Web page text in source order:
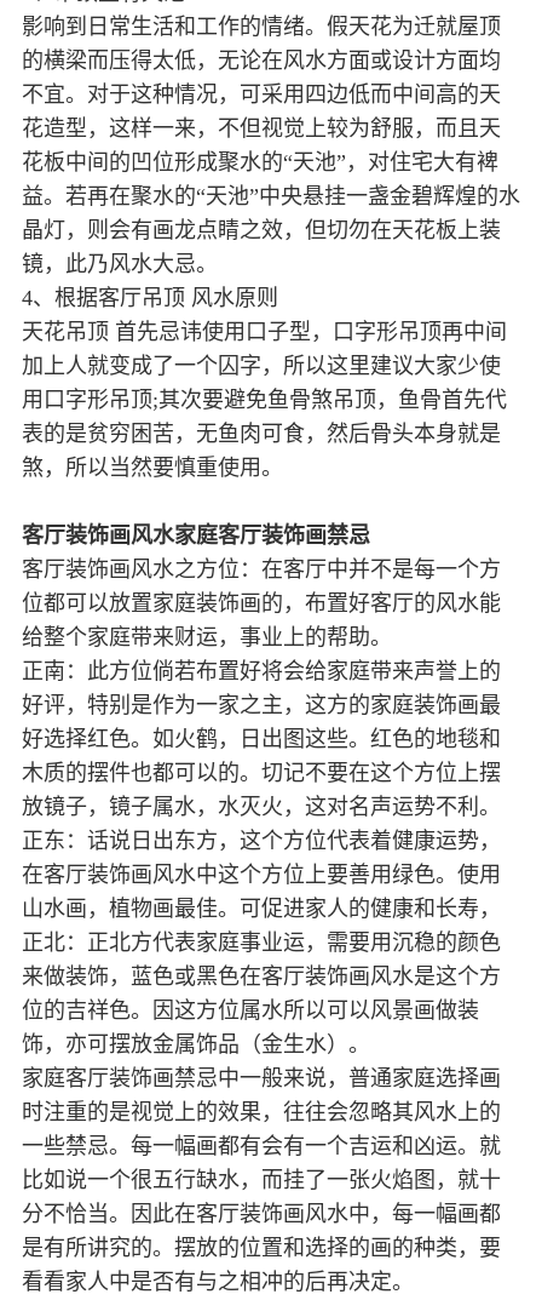
影响到日常生活和工作的情绪。假天花为迁就屋顶
的横梁而压得太低，无论在风水方面或设计方面均
不宜。对于这种情况，可采用四边低而中间高的天
花造型，这样一来，不但视觉上较为舒服，而且天
花板中间的凹位形成聚水的“天池”，对住宅大有裨
益。若再在聚水的“天池”中央悬挂一盏金碧辉煌的水
晶灯，则会有画龙点睛之效，但切勿在天花板上装
镜，此乃风水大忌。
4、根据客厅吊顶 风水原则
天花吊顶 首先忌讳使用口子型，口字形吊顶再中间
加上人就变成了一个囚字，所以这里建议大家少使
用口字形吊顶;其次要避免鱼骨煞吊顶，鱼骨首先代
表的是贫穷困苦，无鱼肉可食，然后骨头本身就是
煞，所以当然要慎重使用。
客厅装饰画风水家庭客厅装饰画禁忌
客厅装饰画风水之方位：在客厅中并不是每一个方
位都可以放置家庭装饰画的，布置好客厅的风水能
给整个家庭带来财运，事业上的帮助。
正南：此方位倘若布置好将会给家庭带来声誉上的
好评，特别是作为一家之主，这方的家庭装饰画最
好选择红色。如火鹤，日出图这些。红色的地毯和
木质的摆件也都可以的。切记不要在这个方位上摆
放镜子，镜子属水，水灭火，这对名声运势不利。
正东：话说日出东方，这个方位代表着健康运势，
在客厅装饰画风水中这个方位上要善用绿色。使用
山水画，植物画最佳。可促进家人的健康和长寿，
正北：正北方代表家庭事业运，需要用沉稳的颜色
来做装饰，蓝色或黑色在客厅装饰画风水是这个方
位的吉祥色。因这方位属水所以可以风景画做装
饰，亦可摆放金属饰品（金生水）。
家庭客厅装饰画禁忌中一般来说，普通家庭选择画
时注重的是视觉上的效果，往往会忽略其风水上的
一些禁忌。每一幅画都有会有一个吉运和凶运。就
比如说一个很五行缺水，而挂了一张火焰图，就十
分不恰当。因此在客厅装饰画风水中，每一幅画都
是有所讲究的。摆放的位置和选择的画的种类，要
看看家人中是否有与之相冲的后再决定。